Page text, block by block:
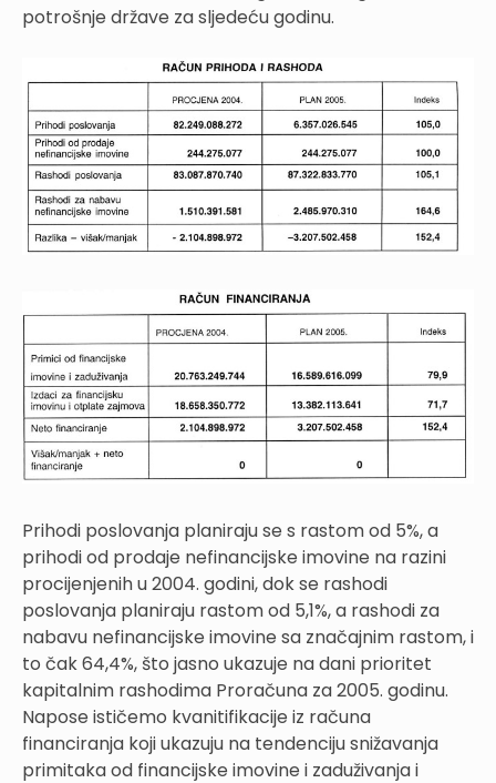
potrošnje države za sljedeću godinu.
Prihodi poslovanja planiraju se s rastom od 5%, a
prihodi od prodaje nefinancijske imovine na razini
procijenjenih u 2004. godini, dok se rashodi
poslovanja planiraju rastom od 5,1%, a rashodi za
nabavu nefinancijske imovine sa značajnim rastom, i
to čak 64,4%, što jasno ukazuje na dani prioritet
kapitalnim rashodima Proračuna za 2005. godinu.
Napose ističemo kvanitifikacije iz računa
financiranja koji ukazuju na tendenciju snižavanja
primitaka od financijske imovine i zaduživanja i